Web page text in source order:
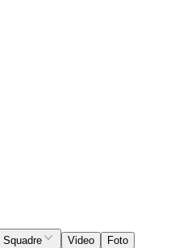
Squadre Video Foto